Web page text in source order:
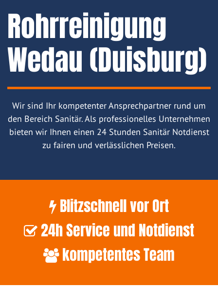
Rohrreinigung
Wedau (Duisburg)
Wir sind Ihr kompetenter Ansprechpartner rund um
den Bereich Sanitär. Als professionelles Unternehmen
bieten wir Ihnen einen 24 Stunden Sanitär Notdienst
zu fairen und verlässlichen Preisen.
Blitzschnell vor Ort
24h Service und Notdienst
kompetentes Team